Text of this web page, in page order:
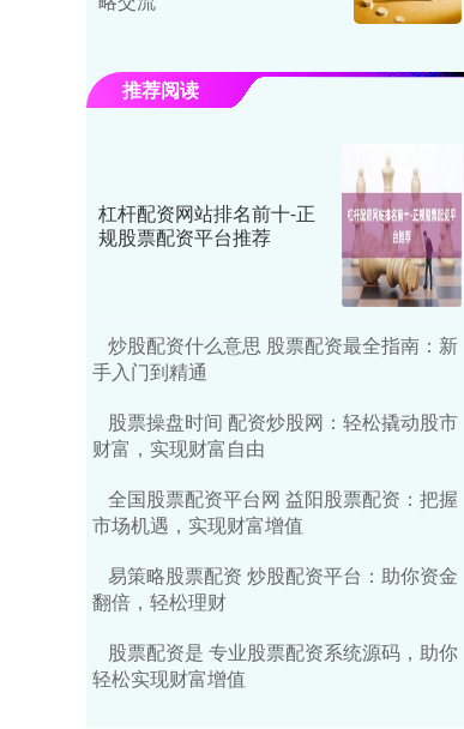
推荐阅读
杠杆配资网站排名前十-正
规股票配资平台推荐
炒股配资什么意思 股票配资最全指南：新
手入门到精通
股票操盘时间 配资炒股网：轻松撬动股市
财富，实现财富自由
全国股票配资平台网 益阳股票配资：把握
市场机遇，实现财富增值
易策略股票配资 炒股配资平台：助你资金
翻倍，轻松理财
股票配资是 专业股票配资系统源码，助你
轻松实现财富增值